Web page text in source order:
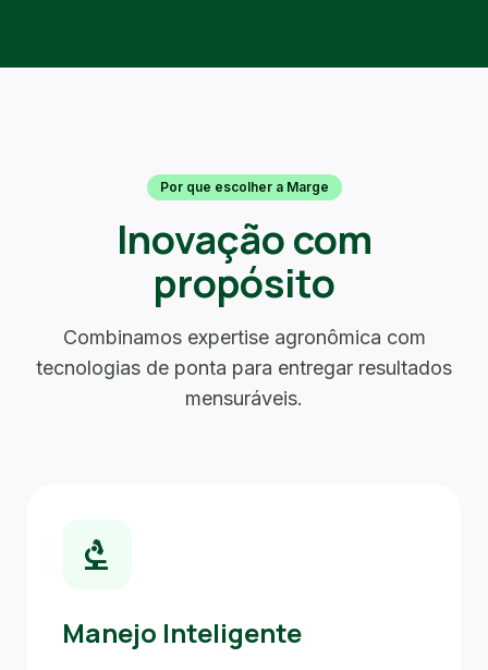
Por que escolher a Marge
Inovação com
propósito
Combinamos expertise agronômica com
tecnologias de ponta para entregar resultados
mensuráveis.
biotech
Manejo Inteligente